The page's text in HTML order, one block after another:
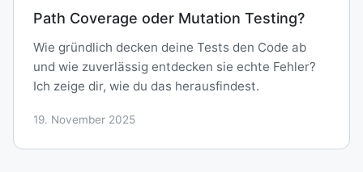
Path Coverage oder Mutation Testing?
Wie gründlich decken deine Tests den Code ab
und wie zuverlässig entdecken sie echte Fehler?
Ich zeige dir, wie du das herausfindest.
19. November 2025